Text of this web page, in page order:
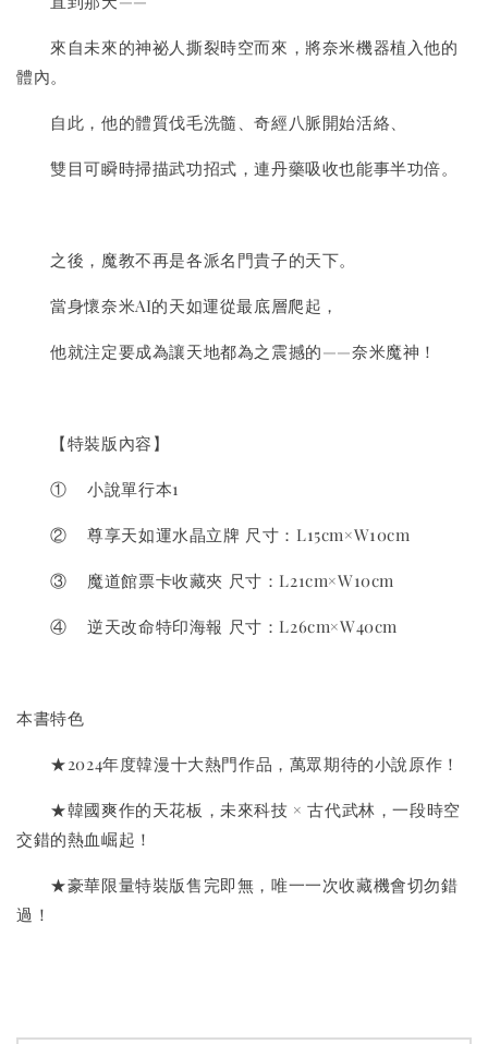
來自未來的神祕人撕裂時空而來，將奈米機器植入他的
體內。
自此，他的體質伐毛洗髓、奇經八脈開始活絡、
雙目可瞬時掃描武功招式，連丹藥吸收也能事半功倍。
之後，魔教不再是各派名門貴子的天下。
當身懷奈米AI的天如運從最底層爬起，
他就注定要成為讓天地都為之震撼的——奈米魔神！
【特裝版內容】
① 小說單行本1
② 尊享天如運水晶立牌 尺寸：L15cm×W10cm
③ 魔道館票卡收藏夾 尺寸：L21cm×W10cm
④ 逆天改命特印海報 尺寸：L26cm×W40cm
本書特色
★2024年度韓漫十大熱門作品，萬眾期待的小說原作！
★韓國爽作的天花板，未來科技 × 古代武林，一段時空
交錯的熱血崛起！
★豪華限量特裝版售完即無，唯一一次收藏機會切勿錯
過！